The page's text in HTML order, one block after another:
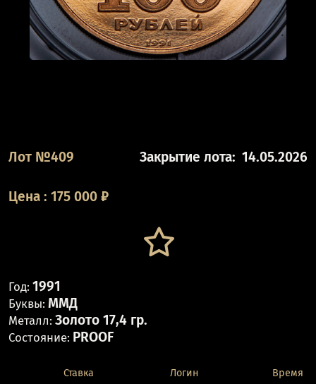
Лот №409 Закрытие лота: 14.05.2026
Цена : 175 000 ₽
Год: 1991
Буквы: ММД
Металл: Золото 17,4 гр.
Состояние: PROOF
Ставка Логин Время